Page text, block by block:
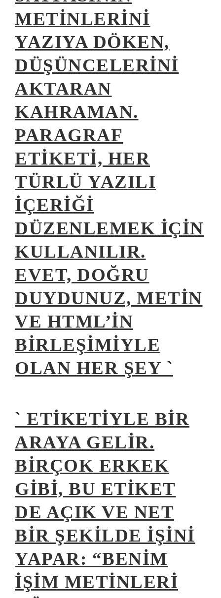
METINLERINI
YAZIYA DÖKEN,
DÜŞÜNCELERINI
AKTARAN
KAHRAMAN.
PARAGRAF
ETIKETI, HER
TÜRLÜ YAZILI
IÇERIĞI
DÜZENLEMEK IÇIN
KULLANILIR.
EVET, DOĞRU
DUYDUNUZ, METIN
VE HTML’IN
BIRLEŞIMIYLE
OLAN HER ŞEY `
` ETIKETIYLE BIR
ARAYA GELIR.
BIRÇOK ERKEK
GIBI, BU ETIKET
DE AÇIK VE NET
BIR ŞEKILDE IŞINI
YAPAR: “BENIM
IŞIM METINLERI